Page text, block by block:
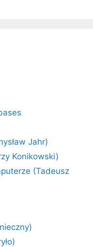
Jahr)
Konikowski)
(Tadeusz